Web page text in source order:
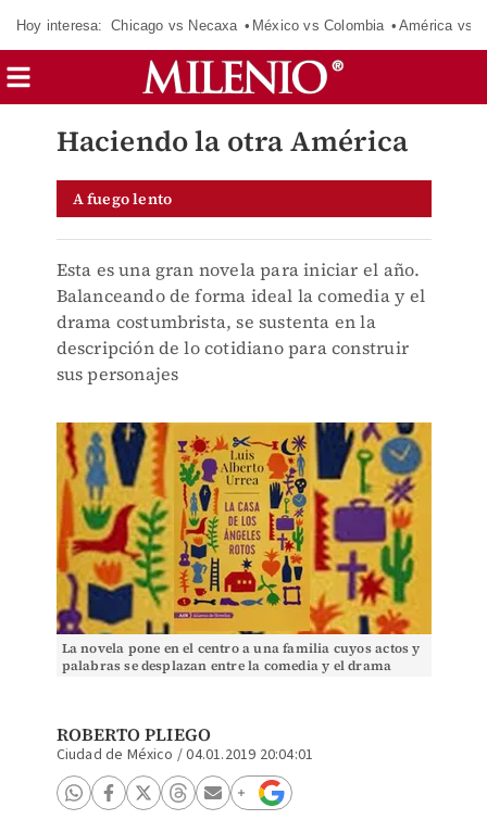
Hoy interesa: Chicago vs Necaxa México vs Colombia América vs
Haciendo la otra América
A fuego lento
Esta es una gran novela para iniciar el año.
Balanceando de forma ideal la comedia y el
drama costumbrista, se sustenta en la
descripción de lo cotidiano para construir
sus personajes
La novela pone en el centro a una familia cuyos actos y
palabras se desplazan entre la comedia y el drama
ROBERTO PLIEGO
Ciudad de México /04.01.2019 20:04:01